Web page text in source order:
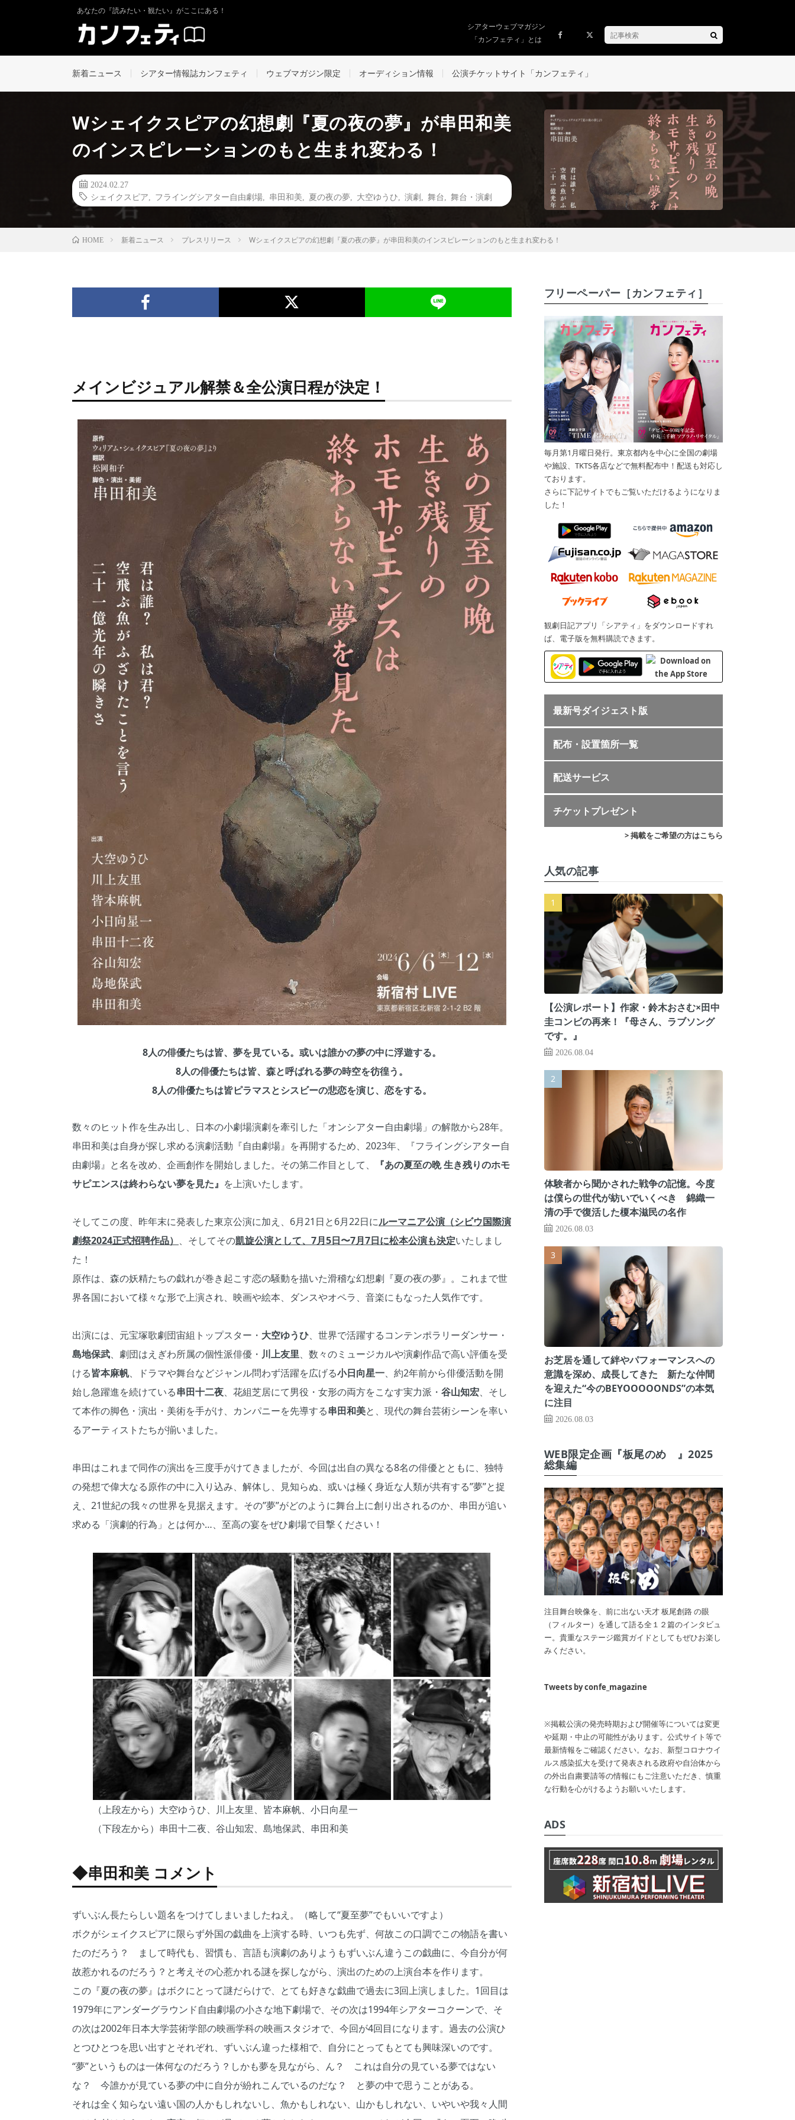
あなたの『読みたい・観たい』がここにある！
シアターウェブマガジン
「カンフェティ」とは
新着ニュース シアター情報誌カンフェティ ウェブマガジン限定 オーディション情報 公演チケットサイト「カンフェティ」
Wシェイクスピアの幻想劇『夏の夜の夢』が串田和美
のインスピレーションのもと生まれ変わる！
2024.02.27
シェイクスピア
フライングシアター自由劇場 串田和美 夏の夜の夢 大空ゆうひ 演劇 舞台 舞台・演劇
HOME 新着ニュース プレスリリース Wシェイクスピアの幻想劇『夏の夜の夢』が串田和美のインスピレーションのもと生まれ変わる！
メインビジュアル解禁＆全公演日程が決定！
8人の俳優たちは皆、夢を見ている。或いは誰かの夢の中に浮遊する。
8人の俳優たちは皆、森と呼ばれる夢の時空を彷徨う。
8人の俳優たちは皆ピラマスとシスビーの悲恋を演じ、恋をする。
数々のヒット作を生み出し、日本の小劇場演劇を牽引した「オンシアター自由劇場」の解散から28年。
串田和美は自身が探し求める演劇活動『自由劇場』を再開するため、2023年、『フライングシアター自
由劇場』と名を改め、企画創作を開始しました。その第二作目として、
『あの夏至の晩 生き残りのホモ
サピエンスは終わらない夢を見た』 を上演いたします。
そしてこの度、昨年末に発表した東京公演に加え、6月21日と6月22日にルーマニア公演（シビウ国際演
劇祭2024正式招聘作品） 、そしてその凱旋公演として、7月5日〜7月7日に松本公演も決定いたしまし
た！
原作は、森の妖精たちの戯れが巻き起こす恋の騒動を描いた滑稽な幻想劇『夏の夜の夢』。これまで世
界各国において様々な形で上演され、映画や絵本、ダンスやオペラ、音楽にもなった人気作です。
出演には、元宝塚歌劇団宙組トップスター・ 大空ゆうひ、世界で活躍するコンテンポラリーダンサー・
島地保武、劇団はえぎわ所属の個性派俳優・ 川上友里、数々のミュージカルや演劇作品で高い評価を受
ける皆本麻帆、ドラマや舞台などジャンル問わず活躍を広げる小日向星一、約2年前から俳優活動を開
始し急躍進を続けている串田十二夜、花組芝居にて男役・女形の両方をこなす実力派・ 谷山知宏、そし
て本作の脚色・演出・美術を手がけ、カンパニーを先導する串田和美と、現代の舞台芸術シーンを率い
るアーティストたちが揃いました。
串田はこれまで同作の演出を三度手がけてきましたが、今回は出自の異なる8名の俳優とともに、独特
の発想で偉大なる原作の中に入り込み、解体し、見知らぬ、或いは極く身近な人類が共有する”夢”と捉
え、21世紀の我々の世界を見据えます。その”夢”がどのように舞台上に創り出されるのか、串田が追い
求める「演劇的行為」とは何か…、至高の宴をぜひ劇場で目撃ください！
（上段左から）大空ゆうひ、川上友里、皆本麻帆、小日向星一
（下段左から）串田十二夜、谷山知宏、島地保武、串田和美
◆串田和美 コメント
ずいぶん長たらしい題名をつけてしまいましたねえ。（略して“夏至夢”でもいいですよ）
ボクがシェイクスピアに限らず外国の戯曲を上演する時、いつも先ず、何故この口調でこの物語を書い
たのだろう？ まして時代も、習慣も、言語も演劇のありようもずいぶん違うこの戯曲に、今自分が何
故惹かれるのだろう？と考えその心惹かれる謎を探しながら、演出のための上演台本を作ります。
この『夏の夜の夢』はボクにとって謎だらけで、とても好きな戯曲で過去に3回上演しました。1回目は
1979年にアンダーグラウンド自由劇場の小さな地下劇場で、その次は1994年シアターコクーンで、そ
の次は2002年日本大学芸術学部の映画学科の映画スタジオで、今回が4回目になります。過去の公演ひ
とつひとつを思い出すとそれぞれ、ずいぶん違った様相で、自分にとってもとても興味深いのです。
“夢”というものは一体何なのだろう？しかも夢を見ながら、ん？ これは自分の見ている夢ではない
な？ 今誰かが見ている夢の中に自分が紛れこんでいるのだな？ と夢の中で思うことがある。
それは全く知らない遠い国の人かもしれないし、魚かもしれない、山かもしれない、いやいや我々人間
フリーペーパー［カンフェティ］
毎月第1月曜日発行。東京都内を中心に全国の劇場
や施設、TKTS各店などで無料配布中！配送も対応し
ております。
さらに下記サイトでもご覧いただけるようになりま
した！
観劇日記アプリ「シアティ」をダウンロードすれ
ば、電子版を無料購読できます。
最新号ダイジェスト版
配布・設置箇所一覧
配送サービス
チケットプレゼント
> 掲載をご希望の方はこちら
人気の記事
【公演レポート】作家・鈴木おさむ×田中
圭コンビの再来！『母さん、ラブソング
です。』
2026.08.04
体験者から聞かされた戦争の記憶。今度
は僕らの世代が紡いでいくべき 錦織一
清の手で復活した榎本滋民の名作
2026.08.03
お芝居を通して絆やパフォーマンスへの
意識を深め、成長してきた 新たな仲間
を迎えた“今のBEYOOOOONDS”の本気
に注目
2026.08.03
WEB限定企画『板尾のめ゙』2025
総集編
注目舞台映像を、前に出ない天才 板尾創路 の眼
（フィルター）を通して語る全１２篇のインタビュ
ー。貴重なステージ鑑賞ガイドとしてもぜひお楽し
みください。
Tweets by confe_magazine
※掲載公演の発売時期および開催等については変更
や延期・中止の可能性があります。公式サイト等で
最新情報をご確認ください。なお、新型コロナウイ
ルス感染拡大を受けて発表される政府や自治体から
の外出自粛要請等の情報にもご注意いただき、慎重
な行動を心がけるようお願いいたします。
ADS